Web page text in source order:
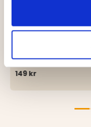
149 kr